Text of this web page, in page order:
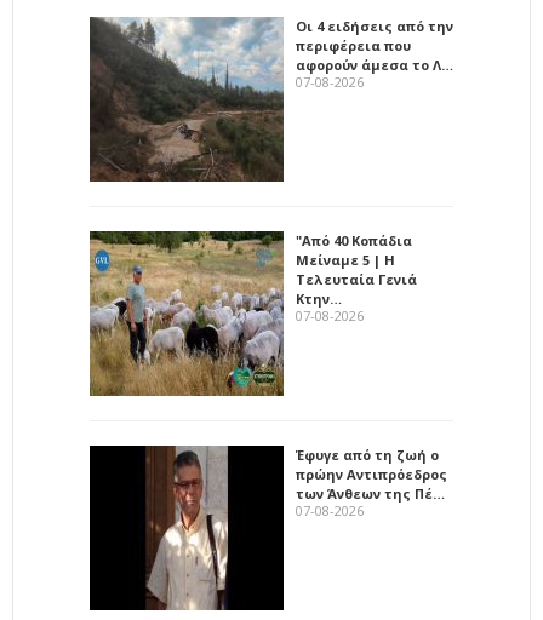
Οι 4 ειδήσεις από την
περιφέρεια που
αφορούν άμεσα το Λ…
07-08-2026
"Από 40 Κοπάδια
Μείναμε 5 | Η
Τελευταία Γενιά
Κτην…
07-08-2026
Έφυγε από τη ζωή ο
πρώην Αντιπρόεδρος
των Άνθεων της Πέ…
07-08-2026